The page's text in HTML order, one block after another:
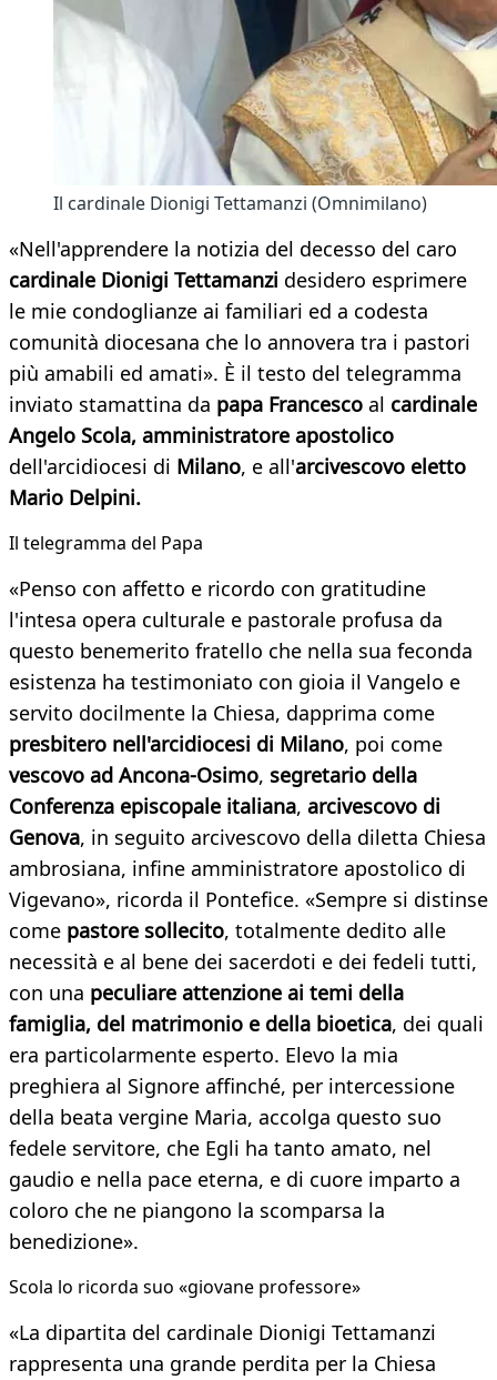
Il cardinale Dionigi Tettamanzi (Omnimilano)
«Nell'apprendere la notizia del decesso del caro
cardinale Dionigi Tettamanzi desidero esprimere
le mie condoglianze ai familiari ed a codesta
comunità diocesana che lo annovera tra i pastori
più amabili ed amati». È il testo del telegramma
inviato stamattina da papa Francesco al cardinale
Angelo Scola, amministratore apostolico
dell'arcidiocesi di Milano, e all'arcivescovo eletto
Mario Delpini.
Il telegramma del Papa
«Penso con affetto e ricordo con gratitudine
l'intesa opera culturale e pastorale profusa da
questo benemerito fratello che nella sua feconda
esistenza ha testimoniato con gioia il Vangelo e
servito docilmente la Chiesa, dapprima come
presbitero nell'arcidiocesi di Milano, poi come
vescovo ad Ancona-Osimo, segretario della
Conferenza episcopale italiana, arcivescovo di
Genova, in seguito arcivescovo della diletta Chiesa
ambrosiana, infine amministratore apostolico di
Vigevano», ricorda il Pontefice. «Sempre si distinse
come pastore sollecito, totalmente dedito alle
necessità e al bene dei sacerdoti e dei fedeli tutti,
con una peculiare attenzione ai temi della
famiglia, del matrimonio e della bioetica, dei quali
era particolarmente esperto. Elevo la mia
preghiera al Signore affinché, per intercessione
della beata vergine Maria, accolga questo suo
fedele servitore, che Egli ha tanto amato, nel
gaudio e nella pace eterna, e di cuore imparto a
coloro che ne piangono la scomparsa la
benedizione».
Scola lo ricorda suo «giovane professore»
«La dipartita del cardinale Dionigi Tettamanzi
rappresenta una grande perdita per la Chiesa